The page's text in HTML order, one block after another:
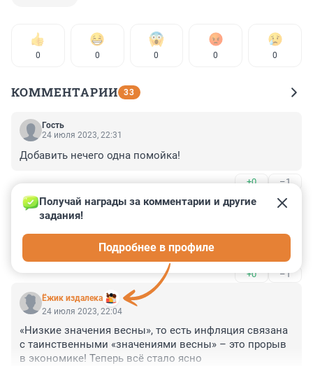
0 0 0 0 0
КОММЕНТАРИИ 33
Гость
24 июля 2023, 22:31
Добавить нечего одна помойка!
+0 –1
Гость
24 июля 2023, 22:29
Фонтанка,кроме сплетен Вы 0 и откуда
Вы все черпает,наверное из помойки!
+0 –1
Ёжик издалека
Получай награды за комментарии и другие
задания!
Подробнее в профиле
24 июля 2023, 22:04
«Низкие значения весны», то есть инфляция связана
с таинственными «значениями весны» – это прорыв
в экономике! Теперь всё стало ясно